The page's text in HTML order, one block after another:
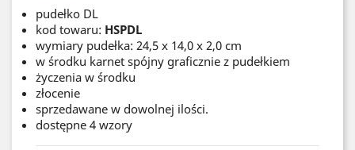
pudełko DL
kod towaru: HSPDL
wymiary pudełka: 24,5 x 14,0 x 2,0 cm
w środku karnet spójny graficznie z pudełkiem
życzenia w środku
złocenie
sprzedawane w dowolnej ilości.
dostępne 4 wzory